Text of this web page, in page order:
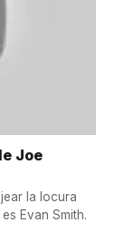
Joe
la locura
Evan Smith.